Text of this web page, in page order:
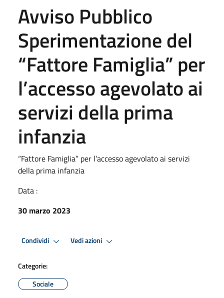
Avviso Pubblico
Sperimentazione del
“Fattore Famiglia” per
l’accesso agevolato ai
servizi della prima
infanzia
“Fattore Famiglia” per l’accesso agevolato ai servizi
della prima infanzia
Data :
30 marzo 2023
Condividi Vedi azioni
Categorie:
Sociale